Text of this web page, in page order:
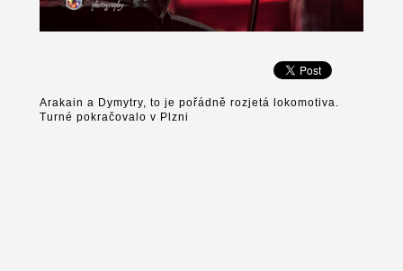
Arakain a Dymytry, to je pořádně rozjetá lokomotiva.
Turné pokračovalo v Plzni